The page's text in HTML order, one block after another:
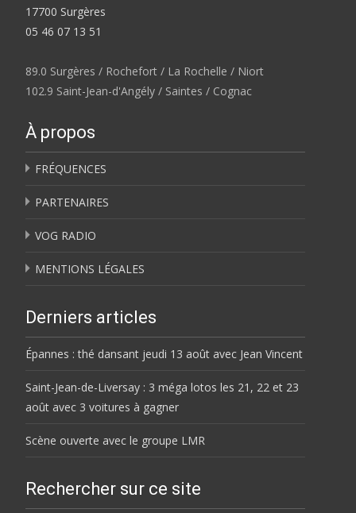
17700 Surgères
05 46 07 13 51
89.0 Surgères / Rochefort / La Rochelle / Niort
102.9 Saint-Jean-d'Angély / Saintes / Cognac
À propos
FRÉQUENCES
PARTENAIRES
VOG RADIO
MENTIONS LÉGALES
Derniers articles
Épannes : thé dansant jeudi 13 août avec Jean Vincent
Saint-Jean-de-Liversay : 3 méga lotos les 21, 22 et 23
août avec 3 voitures à gagner
Scène ouverte avec le groupe LMR
Rechercher sur ce site